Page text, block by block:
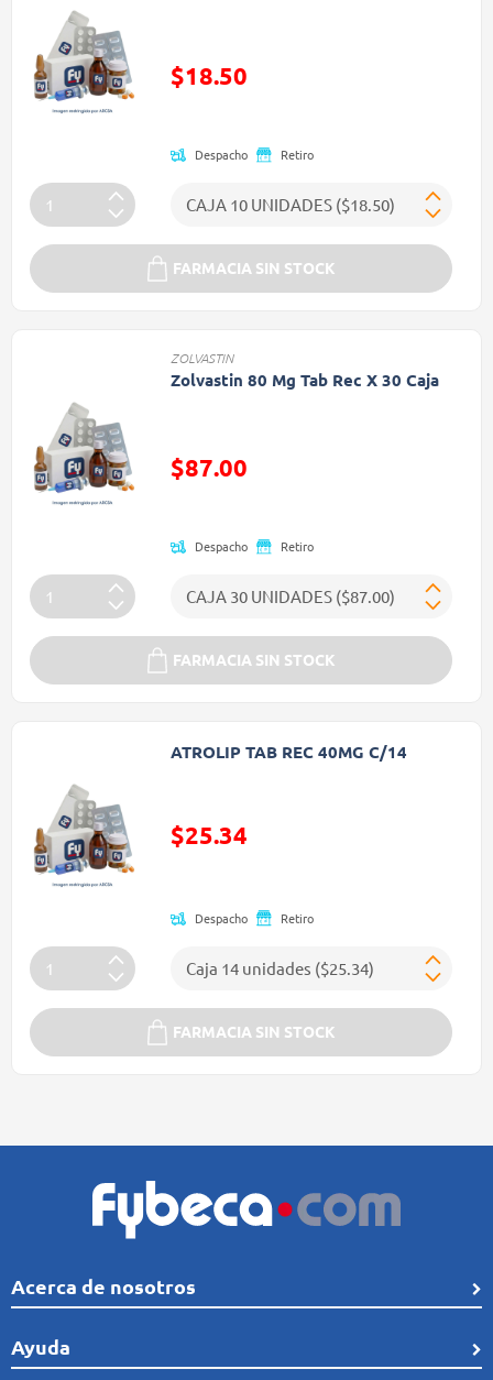
Precio reducido de
$18.50
Despacho Retiro
FARMACIA SIN STOCK
ZOLVASTIN
Zolvastin 80 Mg Tab Rec X 30 Caja
Precio reducido de
$87.00
Despacho Retiro
FARMACIA SIN STOCK
ATROLIP TAB REC 40MG C/14
$25.34
Despacho Retiro
FARMACIA SIN STOCK
Acerca de nosotros
Quiénes Somos
Línea de tiempo
Ayuda